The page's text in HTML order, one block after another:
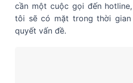
cần một cuộc gọi đến
tôi sẽ có mặt trong thời gian
quyết vấn đề.